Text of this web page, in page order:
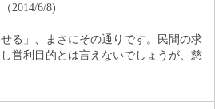
2014/6/8)
る」、まさにその通りです。民間の求
営利目的とは言えないでしょうが、慈